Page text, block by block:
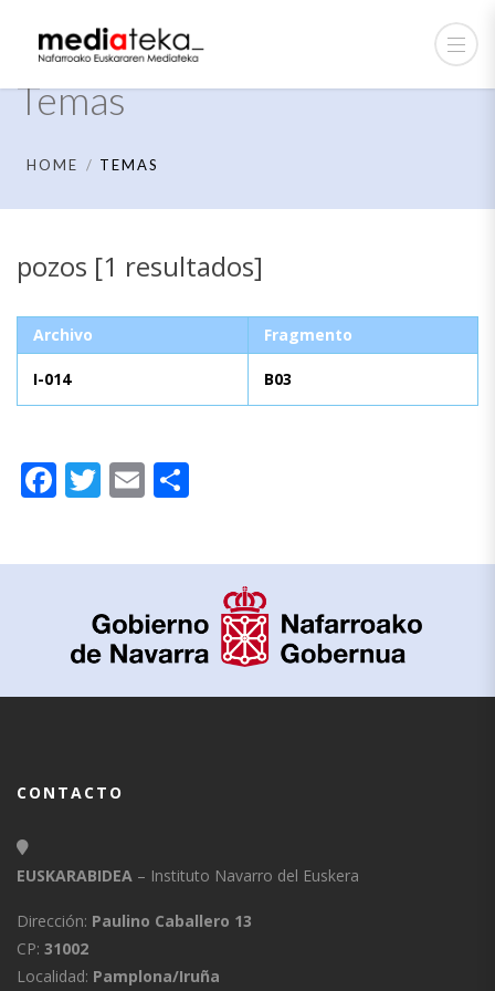
Temas
HOME TEMAS
pozos [1 resultados]
Archivo Fragmento
I-014 B03
Facebook
Twitter
Email
CONTACTO
EUSKARABIDEA – Instituto Navarro del Euskera
Dirección: Paulino Caballero 13
CP: 31002
Localidad: Pamplona/Iruña